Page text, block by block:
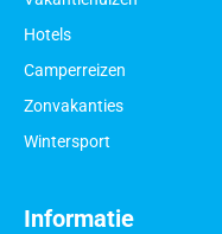
Informatie
Hotels
Camperreizen
Zonvakanties
Wintersport